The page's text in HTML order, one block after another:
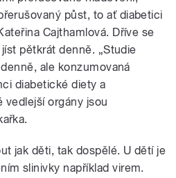
půst, to ať diabetici
Cajthamlová. Dříve se
pětkrát denně. „Studie
ale konzumovaná
diabetické diety a
vedlejší orgány jsou
jak děti, tak dospělé. U dětí je
slinivky například virem.